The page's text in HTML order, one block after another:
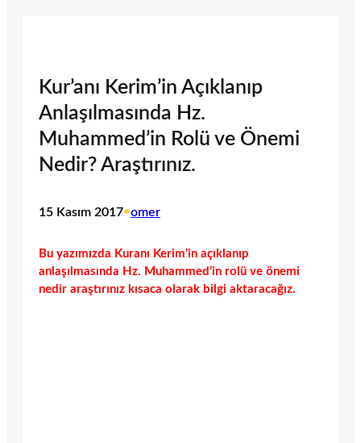
Kur’anı Kerim’in Açıklanıp
Anlaşılmasında Hz.
Muhammed’in Rolü ve Önemi
Nedir? Araştırınız.
15 Kasım 2017•omer
Bu yazımızda Kuranı Kerim’in açıklanıp
anlaşılmasında Hz. Muhammed’in rolü ve önemi
nedir araştırınız kısaca olarak bilgi aktaracağız.